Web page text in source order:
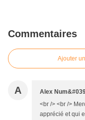
Commentaires
Ajouter
A Alex
<br /> <br />
apprécié et qui